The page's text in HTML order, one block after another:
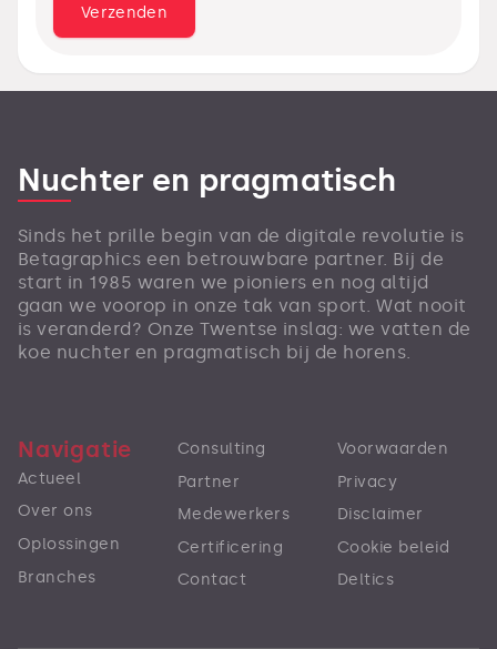
Nuchter en pragmatisch
Sinds het prille begin van de digitale revolutie is
Betagraphics een betrouwbare partner. Bij de
start in 1985 waren we pioniers en nog altijd
gaan we voorop in onze tak van sport. Wat nooit
is veranderd? Onze Twentse inslag: we vatten de
koe nuchter en pragmatisch bij de horens.
Navigatie
Actueel
Over ons
Oplossingen
Branches
Consulting
Partner
Medewerkers
Certificering
Contact
Voorwaarden
Privacy
Disclaimer
Cookie beleid
Deltics